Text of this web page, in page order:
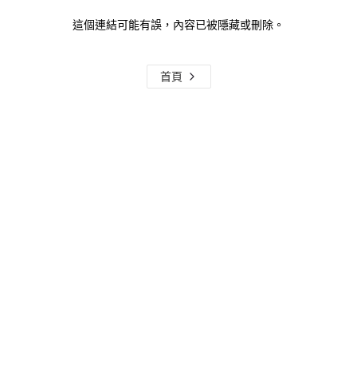
這個連結可能有誤，內容已被隱藏或刪除。
首頁